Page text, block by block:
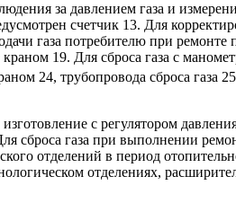
за давлением газа и
счетчик 13. Для
газа потребителю при ремонте
19. Для сброса газа с
24, трубопровода сброса газа
с регулятором
газа при выполнении
отделений в период
отделениях,